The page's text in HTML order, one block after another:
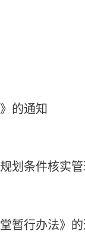
的通知
划条件核实
暂行办法》的